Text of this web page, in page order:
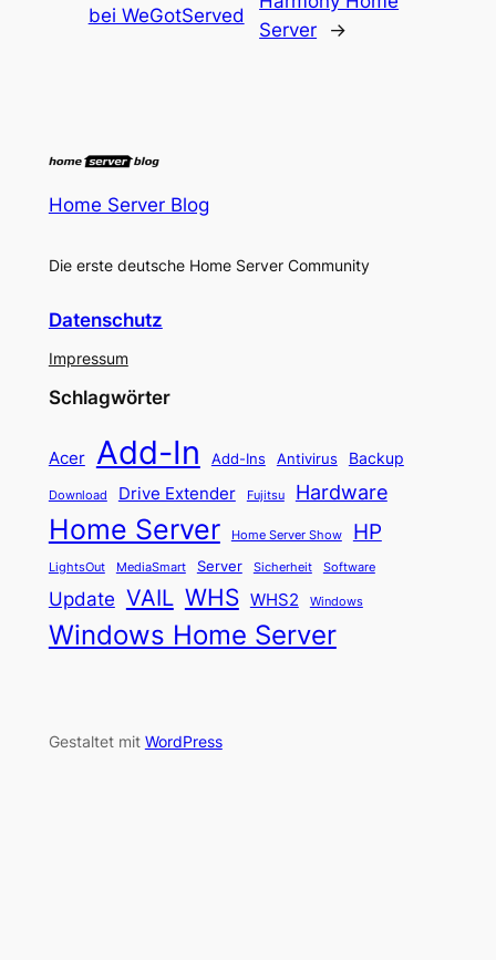
bei WeGotServed
Server
→
Home Server Blog
Die erste deutsche Home Server Community
Datenschutz
Impressum
Schlagwörter
Acer Add-In Add-Ins Antivirus Backup
Download Drive Extender Fujitsu Hardware
Home Server Home Server Show HP
LightsOut MediaSmart Server Sicherheit Software
Update VAIL WHS WHS2 Windows
Windows Home Server
Gestaltet mit WordPress